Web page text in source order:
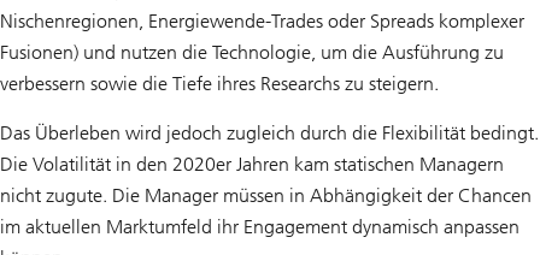
Nischenregionen, Energiewende-Trades oder Spreads komplexer
Fusionen) und nutzen die Technologie, um die Ausführung zu
verbessern sowie die Tiefe ihres Researchs zu steigern.
Das Überleben wird jedoch zugleich durch die Flexibilität bedingt.
Die Volatilität in den 2020er Jahren kam statischen Managern
nicht zugute. Die Manager müssen in Abhängigkeit der Chancen
im aktuellen Marktumfeld ihr Engagement dynamisch anpassen